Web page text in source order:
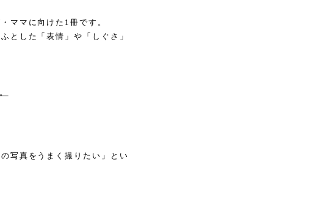
ママに向けた1冊です。
とした「表情」や「しぐさ」
写真をうまく撮りたい」とい